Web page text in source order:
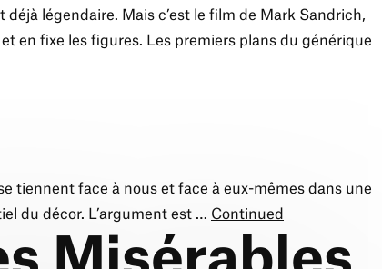
légendaire. Mais c’est le film de Mark Sandrich,
en fixe les figures. Les premiers plans du générique
tiennent face à nous et face à eux-mêmes dans une
du décor. L’argument est … Continued